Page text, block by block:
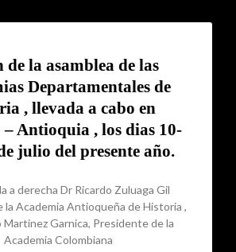
de la asamblea de las
Departamentales de
, llevada a cabo en
Antioquia , los dias 10-
julio del presente año.
a derecha Dr Ricardo Zuluaga Gil
la Academia Antioqueña de Historia ,
Martinez Garnica, Presidente de la
Academia Colombiana